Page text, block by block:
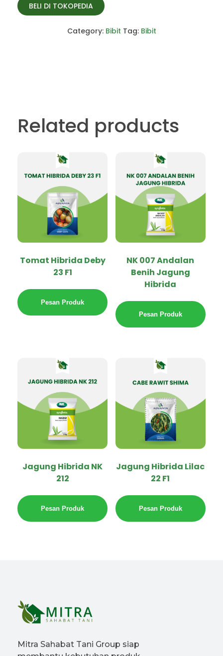
BELI DI TOKOPEDIA
Category: Bibit Tag: Bibit
Related products
Tomat Hibrida Deby
23 F1
Pesan Produk
NK 007 Andalan
Benih Jagung
Hibrida
Pesan Produk
Jagung Hibrida NK
212
Pesan Produk
Jagung Hibrida Lilac
22 F1
Pesan Produk
Mitra Sahabat Tani Group siap